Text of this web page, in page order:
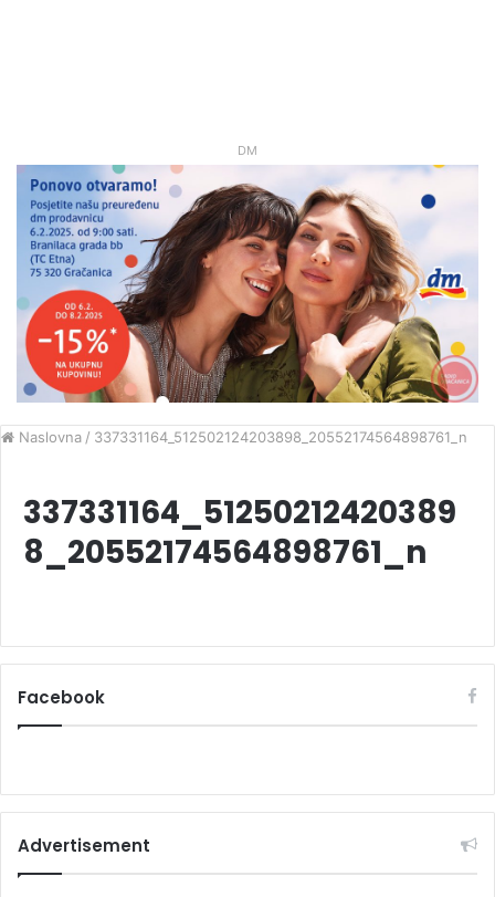
DM
Naslovna / 337331164_512502124203898_20552174564898761_n
337331164_51250212420389
8_20552174564898761_n
Facebook
Advertisement